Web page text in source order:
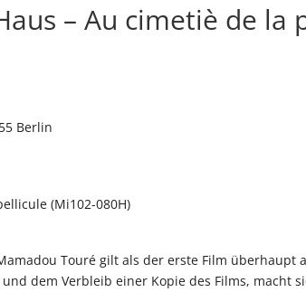
– Au cimetiè de la
Berlin
(Mi102-080H)
Touré gilt als der erste Film überhaupt
dem Verbleib einer Kopie des Films, macht